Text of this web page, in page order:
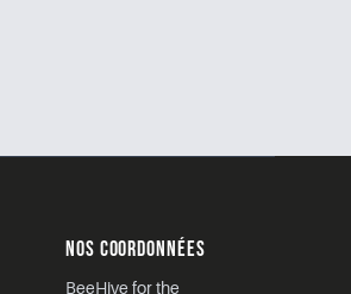
NOS COORDONNÉES
BeeHive for the